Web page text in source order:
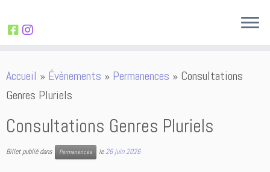
au
contenu
Accueil » Évènements » Permanences » Consultations
Genres Pluriels
Consultations Genres Pluriels
Billet publié dans Permanences le26 juin 2026